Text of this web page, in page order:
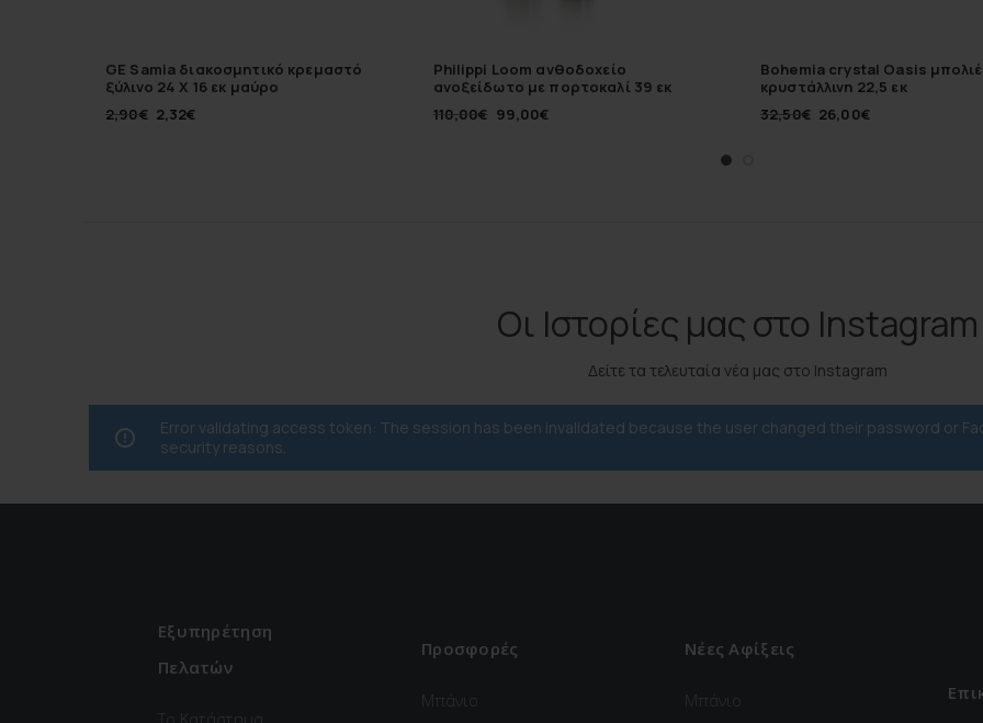
GE Samia διακοσμητικό κρεμαστό
ξύλινο 24 Χ 16 εκ μαύρο
2,90€ 2,32€
Philippi Loom ανθοδοχείο
ανοξείδωτο με πορτοκαλί 39 εκ
110,00€ 99,00€
Bohemia crystal Oasis
κρυστάλλινη 22,5 εκ
32,50€ 26,00€
Οι Ιστορίες μας στο Instagram
Δείτε τα τελευταία νέα μας στο Instagram
Error validating access token: The session has been invalidated because the user changed their password or
security reasons.
Εξυπηρέτηση
Πελατών
Το Κατάστημα
Προσφορές
Μπάνιο
Νέες Αφίξεις
Μπάνιο